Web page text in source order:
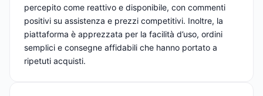
percepito come reattivo e disponibile, con commenti
positivi su assistenza e prezzi competitivi. Inoltre, la
piattaforma è apprezzata per la facilità d’uso, ordini
semplici e consegne affidabili che hanno portato a
ripetuti acquisti.